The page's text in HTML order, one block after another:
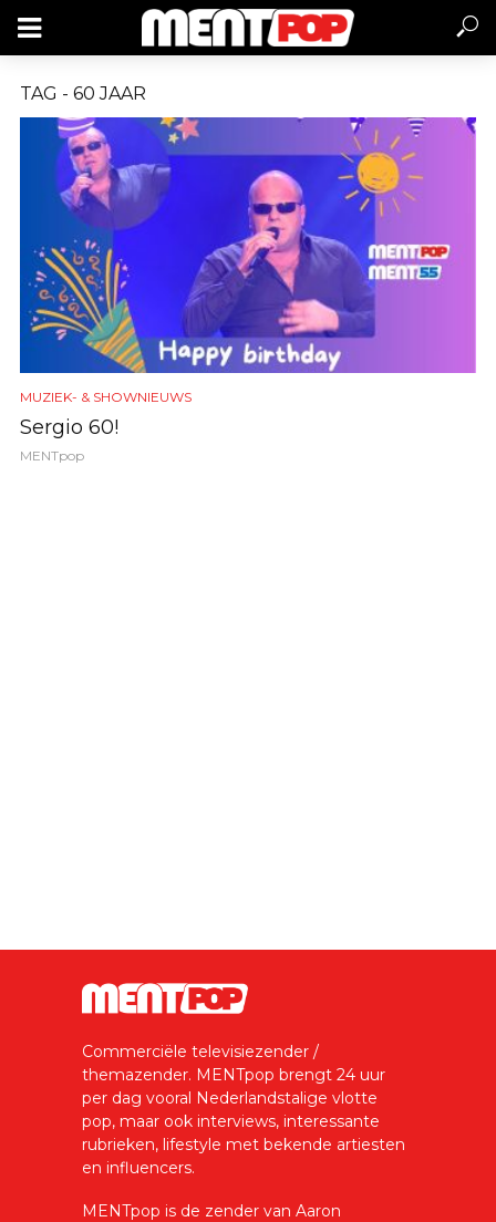
TAG - 60 JAAR
MUZIEK- & SHOWNIEUWS
Sergio 60!
MENTpop
Commerciële televisiezender /
themazender. MENTpop brengt 24 uur
per dag vooral Nederlandstalige vlotte
pop, maar ook interviews, interessante
rubrieken, lifestyle met bekende artiesten
en influencers.
MENTpop is de zender van Aaron